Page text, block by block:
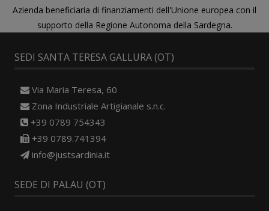
Azienda beneficiaria di finanziamenti dell'Unione europea con il
supporto della Regione Autonoma della Sardegna.
SEDI SANTA TERESA GALLURA (OT)
Via Maria Teresa, 60
Zona Industriale Artigianale s.n.c.
+39 0789 754343
+39 0789.741394
info@justsardinia.it
SEDE DI PALAU (OT)